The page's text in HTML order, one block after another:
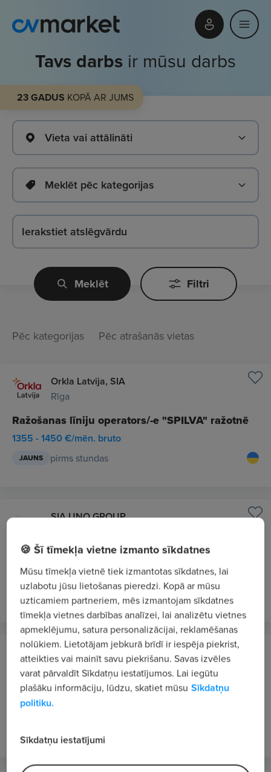
Tavs darbs ir mūsu darbs
23 GADUS KOPĀ AR JUMS
Vieta vai attālināti
Meklēt pēc kategorijas
Meklēt Filtri
Pēc kategorijas Pēc atrašanās vietas
Orkla Latvija, SIA
Rīga
Ražošanas līniju operators/-e "SPILVA" ražotnē
1355 - 1450 €/mēn. bruto
JAUNS pirms stundas
SIA UNO GROUP
Projektu vadītājs/-a
1200 - 1500 €/mēn. bruto
JAUNS pirms stundas
Inchcape Motors Latvia, SIA
Rīga / Hibrīddarbs
Personāla speciālists/-e (uz noteiktu laiku)
1800 - 2000 €/mēn. bruto
🍪 Šī tīmekļa vietne izmanto sīkdatnes
Mūsu tīmekļa vietnē tiek izmantotas sīkdatnes, lai
uzlabotu jūsu lietošanas pieredzi. Kopā ar mūsu
uzticamiem partneriem, mēs izmantojam sīkdatnes
tīmekļa vietnes darbības analīzei, lai analizētu vietnes
apmeklējumu, satura personalizācijai, reklamēšanas
nolūkiem. Lietotājam jebkurā brīdī ir iespēja piekrist,
atteikties vai mainīt savu piekrišanu. Savas izvēles
varat pārvaldīt Sīkdatņu iestatījumos. Lai iegūtu
plašāku informāciju, lūdzu, skatiet mūsu Sīkdatņu
politiku.
Sīkdatņu iestatījumi